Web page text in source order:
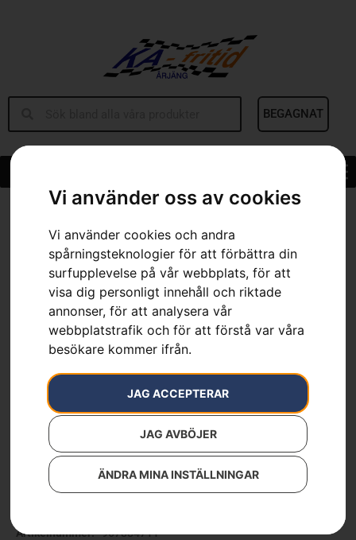
Vi använder oss av cookies
Vi använder cookies och andra
spårningsteknologier för att förbättra din
surfupplevelse på vår webbplats, för att
visa dig personligt innehåll och riktade
annonser, för att analysera vår
webbplatstrafik och för att förstå var våra
besökare kommer ifrån.
JAG ACCEPTERAR
JAG AVBÖJER
ÄNDRA MINA INSTÄLLNINGAR
BEGAGNAT
Sortiment »Husqvarna 530iP4
Artikelnummer: 967884711